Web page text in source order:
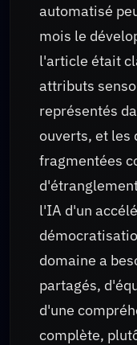
automatisé
mois le
l'article était
attributs
représentés
ouverts, et les
fragmentées
l'IA d'un
domaine a
partagés,
d'une
complète,